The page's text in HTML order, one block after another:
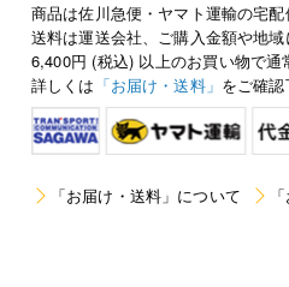
商品は佐川急便・ヤマト運輸の宅配
送料は運送会社、ご購入金額や地域
6,400円 (税込) 以上のお買い物で通
詳しくは 「お届け・送料」 をご確認
「お届け・送料」について